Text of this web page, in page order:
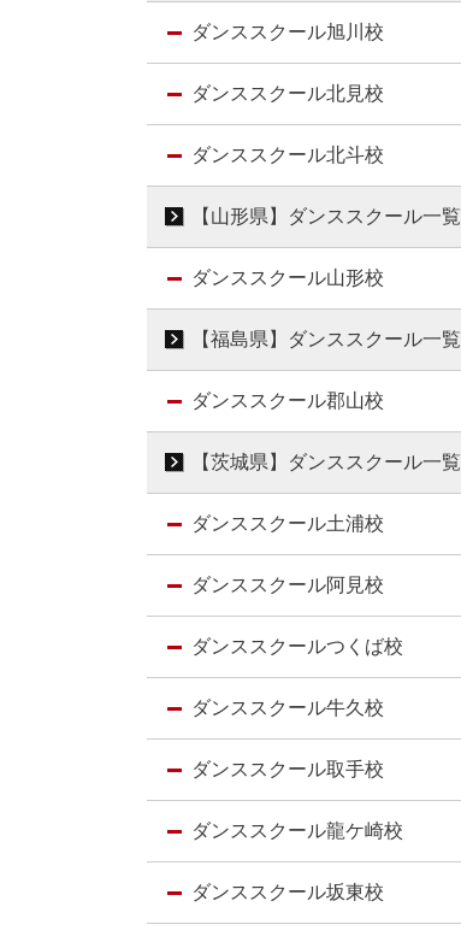
ダンススクール旭川校
ダンススクール北見校
ダンススクール北斗校
【山形県】ダンススクール一覧
ダンススクール山形校
【福島県】ダンススクール一覧
ダンススクール郡山校
【茨城県】ダンススクール一覧
ダンススクール土浦校
ダンススクール阿見校
ダンススクールつくば校
ダンススクール牛久校
ダンススクール取手校
ダンススクール龍ケ崎校
ダンススクール坂東校